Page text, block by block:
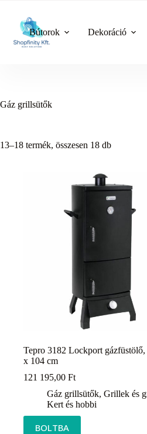
content
Bútorok Dekoráció
Gáz grillsütők
13–18 termék, összesen 18 db
Tepro 3182 Lockport
x 104 cm
121 195,00 Ft
Gáz grillsütők, Grillek és
Kert és hobbi
BOLTBA